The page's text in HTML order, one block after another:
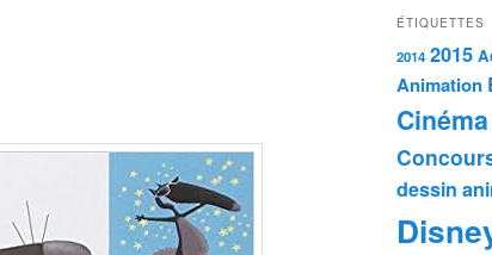
ÉTIQUETTES
2014 2015
Animation
Cinéma
dessin